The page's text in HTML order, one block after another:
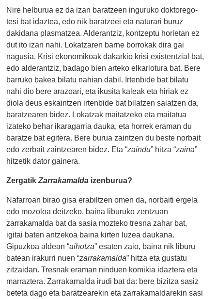
Nire helburua ez da izan baratzeen inguruko doktorego-
tesi bat idaztea, edo nik baratzeei eta naturari buruz
dakidana plasmatzea. Alderantziz, kontzeptu horietan ez
dut ito izan nahi. Lokatzaren barne borrokak dira gai
nagusia. Krisi ekonomikoak dakarkio krisi existentzial bat,
edo alderantziz, badago bien arteko elkarlotura bat. Bere
barruko bakea bilatu nahian dabil. Irtenbide bat bilatu
nahi dio bere arazoari, eta ikusita kaleak eta hiriak ez
diola deus eskaintzen irtenbide bat bilatzen saiatzen da,
baratzearen bidez. Lokatzak maitatzeko eta maitatua
izateko behar ikaragarria dauka, eta horrek eraman du
baratze bat egitera. Bere burua zaintzen du beste norbait
edo zerbait zaintzearen bidez. Eta “zaindu” hitza “zaina”
hitzetik dator gainera.
ZergatikZarrakamalda izenburua?
Nafarroan birao gisa erabiltzen omen da, norbaiti ergela
edo mozoloa deitzeko, baina liburuko zentzuan
zarrakamalda bat da sasia mozteko tresna zahar bat,
igitai baten antzekoa baina kirten luzea daukana.
Gipuzkoa aldean “aihotza” esaten zaio, baina nik liburu
batean irakurri nuen “zarrakamalda” hitza eta gustatu
zitzaidan. Tresnak eraman ninduen komikia idaztera eta
marraztera. Zarrakamalda irudi bat da: bere bizitza sasiz
beteta dago eta baratzearekin eta zarrakamaldarekin sasi